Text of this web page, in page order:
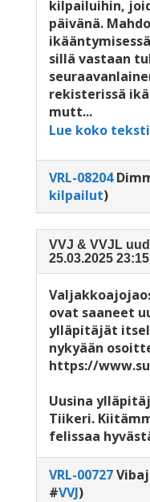
kilpailuihin,
päivänä.
sillä vastaan
rekisterissä
mutt...
Lue koko teksti
VRL-08204
kilpailut)
VVJ & VVJL
25.03.2025 23:15
ovat saaneet
ylläpitäjät
nykyään
https://
Uusina
Tiikeri.
felissaa
VRL-00727
#VVJ)